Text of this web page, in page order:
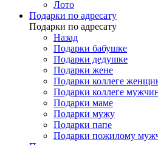
Лото
Подарки по адресату
Подарки по адресату
Назад
Подарки бабушке
Подарки дедушке
Подарки жене
Подарки коллеге
Подарки коллеге
Подарки маме
Подарки мужу
Подарки папе
Подарки пожилому